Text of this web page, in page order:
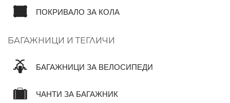
ПОКРИВАЛО ЗА КОЛА
БАГАЖНИЦИ И ТЕГЛИЧИ
БАГАЖНИЦИ ЗА ВЕЛОСИПЕДИ
ЧАНТИ ЗА БАГАЖНИК